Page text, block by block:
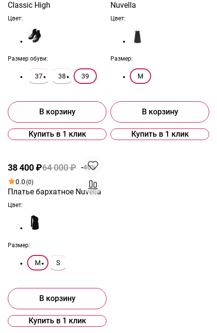
Classic High
Цвет:
Размер обуви:
37 38 39
В корзину
Купить в 1 клик
Nuvella
Цвет:
Размер:
M
В корзину
Купить в 1 клик
Распродажа
38 400 ₽64 000 ₽
-40%
0.0 (0)
Платье бархатное Nuvella
Цвет:
Размер:
M S
В корзину
Купить в 1 клик